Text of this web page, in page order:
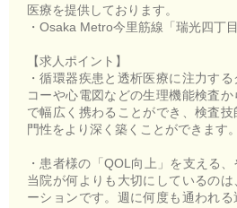
医療を提供しております。
・Osaka Metro今里筋線「瑞光四丁
【求人ポイント】
・循環器疾患と透析医療に注力す
コーや心電図などの生理機能検査
で幅広く携わることができ、検査
門性をより深く築くことができます。
・患者様の「QOL向上」を支える
当院が何よりも大切にしているの
ーションです。週に何度も通われ